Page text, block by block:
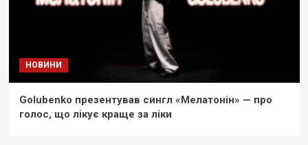
НОВИНИ
Golubenko презентував сингл «Мелатонін» — про
голос, що лікує краще за ліки